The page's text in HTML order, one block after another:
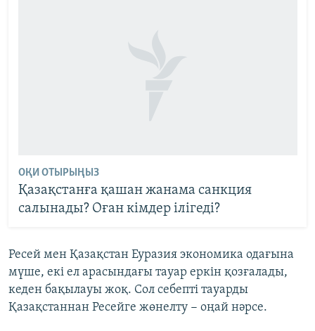
ОҚИ ОТЫРЫҢЫЗ
Қазақстанға қашан жанама санкция
салынады? Оған кімдер ілігеді?
Ресей мен Қазақстан Еуразия экономика одағына
мүше, екі ел арасындағы тауар еркін қозғалады,
кеден бақылауы жоқ. Сол себепті тауарды
Қазақстаннан Ресейге жөнелту − оңай нәрсе.